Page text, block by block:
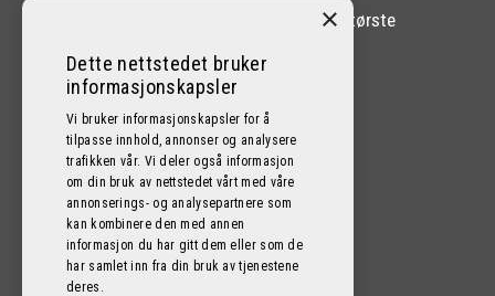
Profi-Camper Bergen er en av Vestlandets største
FØLG OSS PÅ SOSIALE MEDIER!
×
Dette nettstedet bruker
informasjonskapsler
Vi bruker informasjonskapsler for å
tilpasse innhold, annonser og analysere
trafikken vår. Vi deler også informasjon
om din bruk av nettstedet vårt med våre
annonserings- og analysepartnere som
kan kombinere den med annen
informasjon du har gitt dem eller som de
har samlet inn fra din bruk av tjenestene
deres.